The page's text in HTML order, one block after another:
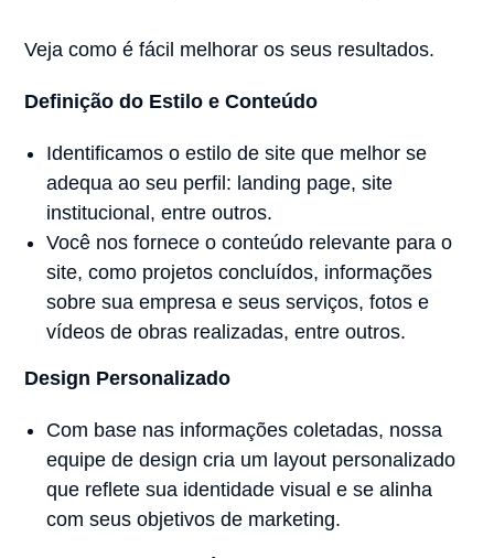
Veja como é fácil melhorar os seus resultados.
Definição do Estilo e Conteúdo
Identificamos o estilo de site que melhor se
adequa ao seu perfil: landing page, site
institucional, entre outros.
Você nos fornece o conteúdo relevante para o
site, como projetos concluídos, informações
sobre sua empresa e seus serviços, fotos e
vídeos de obras realizadas, entre outros.
Design Personalizado
Com base nas informações coletadas, nossa
equipe de design cria um layout personalizado
que reflete sua identidade visual e se alinha
com seus objetivos de marketing.